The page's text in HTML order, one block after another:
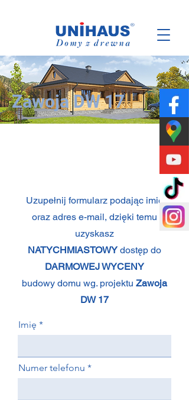
Zawoja DW 17
Uzupełnij formularz podając imię
oraz adres e-mail, dzięki temu
uzyskasz
NATYCHMIASTOWYdostęp do
DARMOWEJ WYCENY
budowy domu wg. projektu Zawoja
DW 17
Imię
Numer telefonu